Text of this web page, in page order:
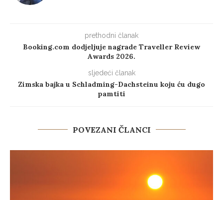
prethodni članak
Booking.com dodjeljuje nagrade Traveller Review
Awards 2026.
sljedeći članak
Zimska bajka u Schladming-Dachsteinu koju ću dugo
pamtiti
POVEZANI ČLANCI